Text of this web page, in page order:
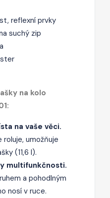
reflexní prvky
suchý zip
na kolo
na vaše věci.
umožňuje
(11,6 l).
multifunkčnosti.
a pohodlným
nosí v ruce.